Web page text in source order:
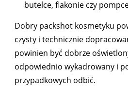
butelce, flakonie czy
Dobry packshot kosmetyku
czysty i technicznie
powinien być dobrze
odpowiednio wykadrowany i
przypadkowych odbić.